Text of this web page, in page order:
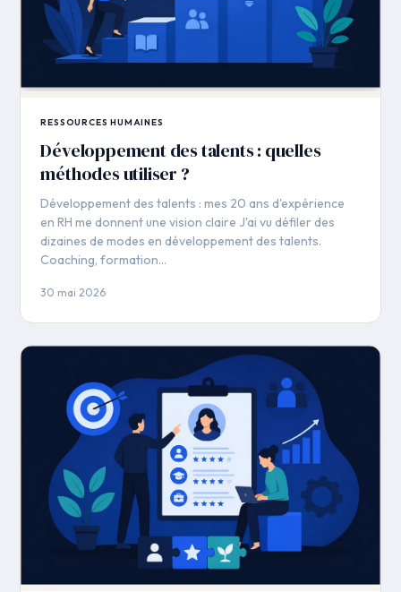
RESSOURCES HUMAINES
Développement des talents : quelles
méthodes utiliser ?
Développement des talents : mes 20 ans d'expérience
en RH me donnent une vision claire J'ai vu défiler des
dizaines de modes en développement des talents.
Coaching, formation…
30 mai 2026